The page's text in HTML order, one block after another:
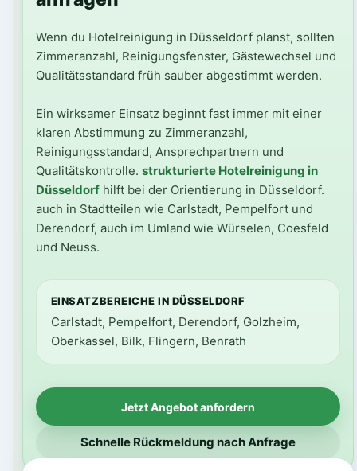
Wenn du Hotelreinigung in Düsseldorf planst, sollten
Zimmeranzahl, Reinigungsfenster, Gästewechsel und
Qualitätsstandard früh sauber abgestimmt werden.
Ein wirksamer Einsatz beginnt fast immer mit einer
klaren Abstimmung zu Zimmeranzahl,
Reinigungsstandard, Ansprechpartnern und
Qualitätskontrolle. strukturierte Hotelreinigung in
Düsseldorfhilft bei der Orientierung in Düsseldorf.
auch in Stadtteilen wie Carlstadt, Pempelfort und
Derendorf, auch im Umland wie Würselen, Coesfeld
und Neuss.
EINSATZBEREICHE IN DÜSSELDORF
Carlstadt, Pempelfort, Derendorf, Golzheim,
Oberkassel, Bilk, Flingern, Benrath
Jetzt Angebot anfordern
Schnelle Rückmeldung nach Anfrage